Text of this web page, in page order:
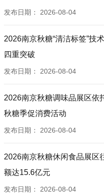
内蒙古玖亿供应链有限公
哈尔滨睿品供应链有限
无锡永*食品有限公司
山西昊和园商贸有限公司
新乡市卫滨区顺达酒业
黄石金丰贸易有限公司
内蒙古镇煜商贸有限责任
鲁山县红峰贸易有限公
广西容县鸿盈商贸有限公
高安鑫莉贸易有限公司
发布日期： 2026-08-04
2026南京秋糖“清洁标签”技
四重突破
发布日期： 2026-08-04
2026南京秋糖调味品展区依
秋糖季促消费活动
发布日期： 2026-08-04
2026南京秋糖休闲食品展区
额达15.6亿元
发布日期： 2026-08-04